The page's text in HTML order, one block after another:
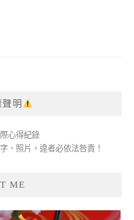
明
心得紀錄
、照片，違者必依法咎責！
ME